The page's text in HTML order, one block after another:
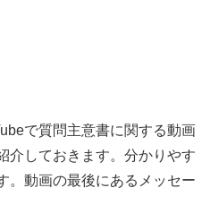
で質問主意書に関する動画
介しておきます。分かりやす
。動画の最後にあるメッセー